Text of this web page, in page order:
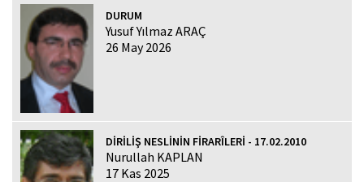
DURUM
Yusuf Yılmaz ARAÇ
26 May 2026
DİRİLİŞ NESLİNİN FİRARÎLERİ - 17.02.2010
Nurullah KAPLAN
17 Kas 2025